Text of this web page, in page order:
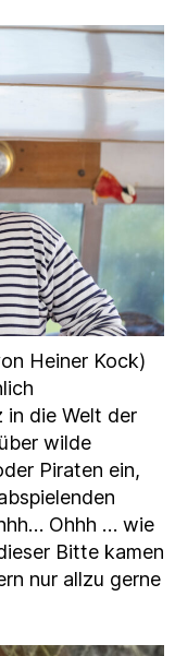
Heiner Kock)
die Welt der
wilde
Piraten ein,
Ohhh … wie
Bitte kamen
nur allzu gerne